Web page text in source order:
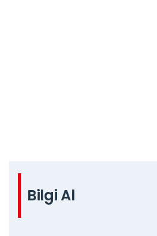
Bilgi Al